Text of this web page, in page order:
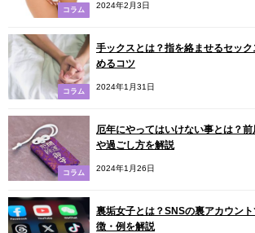
コラム
2024年2月3日
コラム
手ックスとは？指を絡ませるセッ
めるコツ
2024年1月31日
コラム
厄年にやってはいけない事とは？
や過ごし方を解説
2024年1月26日
裏垢女子とは？SNSの裏アカウン
徴・例を解説